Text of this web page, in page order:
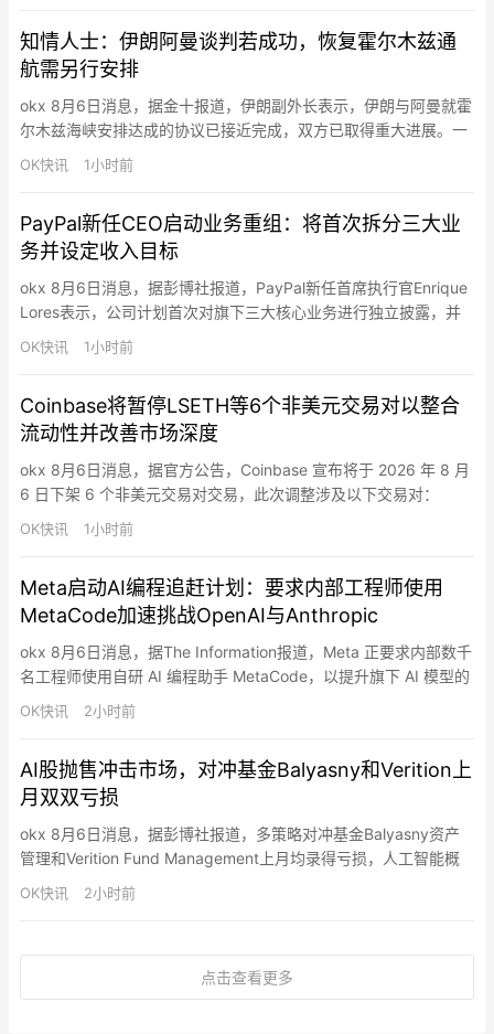
知情人士：伊朗阿曼谈判若成功，恢复霍尔木兹通
航需另行安排
okx 8月6日消息，据金十报道，伊朗副外长表示，伊朗与阿曼就霍
尔木兹海峡安排达成的协议已接近完成，双方已取得重大进展。一
名知情人士强调，如果伊朗与阿曼之间的协议最终敲定，重新开放
霍尔木兹海峡将需要另行达成安排，其中也包括美国履行相关承
OK快讯 1小时前
PayPal新任CEO启动业务重组：将首次拆分三大业
务并设定收入目标
okx 8月6日消息，据彭博社报道，PayPal新任首席执行官Enrique
Lores表示，公司计划首次对旗下三大核心业务进行独立披露，并
为各业务线设定具体收入目标，以帮助投资者更清晰评估各部门的
发展潜力。他表示，PayPal将调整财务报告方式，并制定更加明确
PayPal一直面临增长放缓、竞争加剧以及…
OK快讯 1小时前
Coinbase将暂停LSETH等6个非美元交易对以整合
流动性并改善市场深度
okx 8月6日消息，据官方公告，Coinbase 宣布将于 2026 年 8 月
6 日下架 6 个非美元交易对交易，此次调整涉及以下交易对：
LSETH-ETH、MINA-EUR、GRT-GBP、MASK-GBP、CHZ-
USDT、CRO-USDT。此次下架仅影响相关非美元计价交易对，符
OK快讯 1小时前
Meta启动AI编程追赶计划：要求内部工程师使用
MetaCode加速挑战OpenAI与Anthropic
okx 8月6日消息，据The Information报道，Meta 正要求内部数千
名工程师使用自研 AI 编程助手 MetaCode，以提升旗下 AI 模型的
代码生成能力，加速追赶 OpenAI 和 Anthropic 在 AI 编程领域的
竞争。据悉，Meta 应用 AI 工程部门副总裁 Maher Saba 上月在内
OK快讯 2小时前
AI股抛售冲击市场，对冲基金Balyasny和Verition上
月双双亏损
okx 8月6日消息，据彭博社报道，多策略对冲基金Balyasny资产
管理和Verition Fund Management上月均录得亏损，人工智能概
念股抛售潮冲击市场，也令众多对冲基金受挫。据知情人士透露，
Balyasny在7月下跌1.5%，今年前七个月累计回报收窄至1.2%。另
4.5%。由…
OK快讯 2小时前
点击查看更多